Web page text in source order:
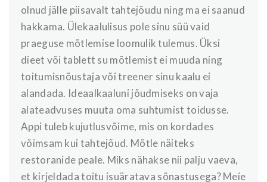
olnud jälle piisavalt tahtejõudu ning ma ei saanud
hakkama. Ülekaalulisus pole sinu süü vaid
praeguse mõtlemise loomulik tulemus. Üksi
dieet või tablett su mõtlemist ei muuda ning
toitumisnõustaja või treener sinu kaalu ei
alandada. Ideaalkaaluni jõudmiseks on vaja
alateadvuses muuta oma suhtumist toidusse.
Appi tuleb kujutlusvõime, mis on kordades
võimsam kui tahtejõud. Mõtle näiteks
restoranide peale. Miks nähakse nii palju vaeva,
et kirjeldada toitu isuäratava sõnastusega? Meie